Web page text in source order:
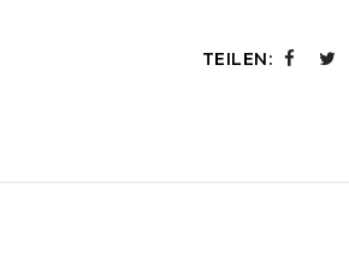
TEILEN: